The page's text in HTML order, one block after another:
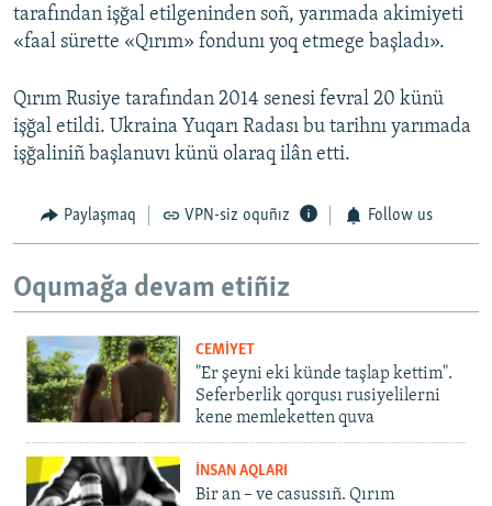
tarafından işğal etilgeninden soñ, yarımada akimiyeti
«faal sürette «Qırım» fondunı yoq etmege başladı».
Qırım Rusiye tarafından 2014 senesi fevral 20 künü
işğal etildi. Ukraina Yuqarı Radası bu tarihnı yarımada
işğaliniñ başlanuvı künü olaraq ilân etti.
Paylaşmaq VPN-siz oquñız Follow us
Oqumağa devam etiñiz
CEMİYET
"Er şeyni eki künde taşlap kettim".
Seferberlik qorqusı rusiyelilerni
kene memleketten quva
İNSAN AQLARI
Bir an – ve casussıñ. Qırım